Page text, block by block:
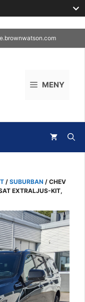
MENY
/ SUBURBAN / CHEV
EXTRALJUS-KIT,